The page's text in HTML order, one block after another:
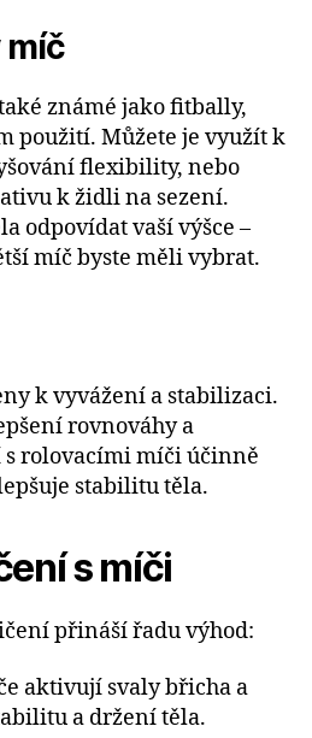
míč
známé jako fitbally,
použití. Můžete je využít k
flexibility, nebo
k židli na sezení.
odpovídat vaší výšce –
míč byste měli vybrat.
k vyvážení a stabilizaci.
rovnováhy a
rolovacími míči účinně
stabilitu těla.
s míči
přináší řadu výhod:
aktivují svaly břicha a
a držení těla.